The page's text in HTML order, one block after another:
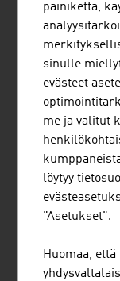
Wienin
oppilaitos.
ja
keksintöihin.
painiketta,
sinulle
evästeet
me ja valitut
löytyy
"Asetukset".
Huomaa,